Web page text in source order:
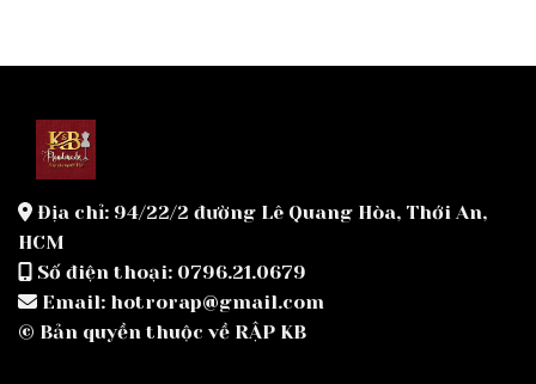
Địa chỉ: 94/22/2 đường Lê Quang Hòa, Thới An,
HCM
Số điện thoại: 0796.21.0679
Email: hotrorap@gmail.com
© Bản quyền thuộc về RẬP KB